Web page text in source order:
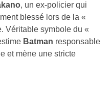
, un ex‑policier qui
blessé lors de la «
Véritable symbole du «
Batman responsable
et mène une stricte